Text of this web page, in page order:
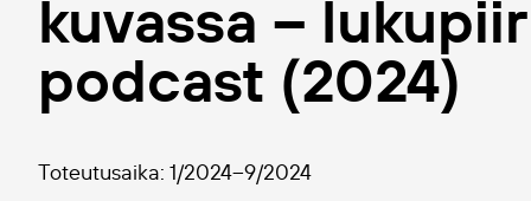
kuvassa –
podcast (2024)
Toteutusaika: 1/2024–9/2024